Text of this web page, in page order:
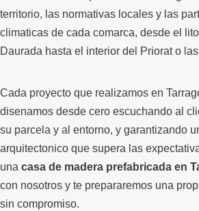
territorio, las normativas locales y las
climaticas de cada comarca, desde el
Daurada hasta el interior del Priorat o
Cada proyecto que realizamos en
disenamos desde cero escuchando al
su parcela y al entorno, y garantizando
arquitectonico que supera las
una casa de madera prefabricada en
con nosotros y te prepararemos una
sin compromiso.